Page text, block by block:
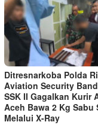
Ditresnarkoba Polda
Aviation Security
SSK II Gagalkan Kurir
Aceh Bawa 2 Kg Sabu
Melalui X-Ray